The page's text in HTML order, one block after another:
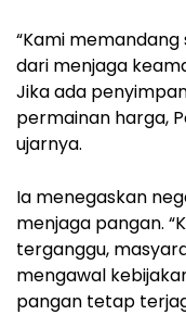
“Kami
dari menjaga
Jika ada
permainan harga,
ujarnya.
Ia menegaskan
menjaga pangan.
terganggu,
mengawal
pangan tetap